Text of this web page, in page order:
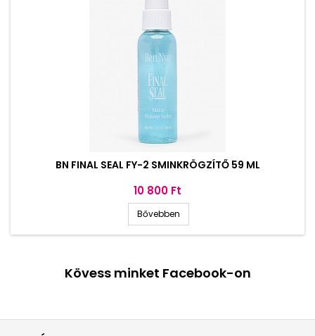
BN FINAL SEAL FY-2 SMINKRÖGZÍTŐ 59 ML
Ár
10 800 Ft
Bővebben
Kövess minket Facebook-on